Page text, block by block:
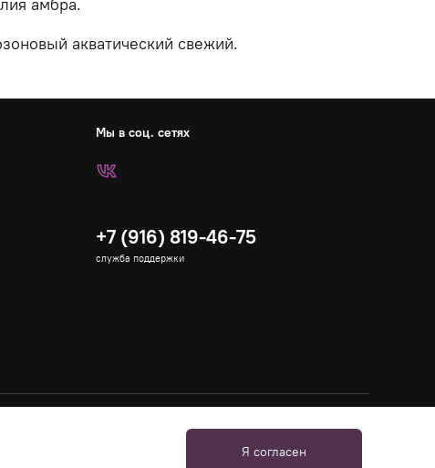
акватический свежий.
Мы в соц. сетях
+7 (916) 819-46-75
служба поддержки
Я согласен